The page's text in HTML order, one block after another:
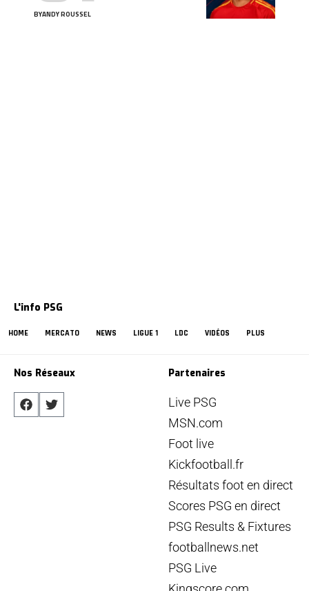
BYANDY ROUSSEL
L'info PSG
HOME MERCATO NEWS LIGUE 1 LDC VIDÉOS PLUS
Nos Réseaux Partenaires
Live PSG
MSN.com
Foot live
Kickfootball.fr
Résultats foot en direct
Scores PSG en direct
PSG Results & Fixtures
footballnews.net
PSG Live